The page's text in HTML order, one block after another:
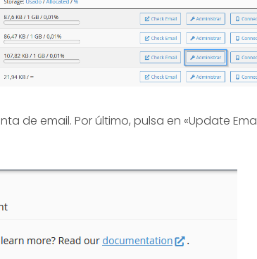
de email. Por último, pulsa en «Update